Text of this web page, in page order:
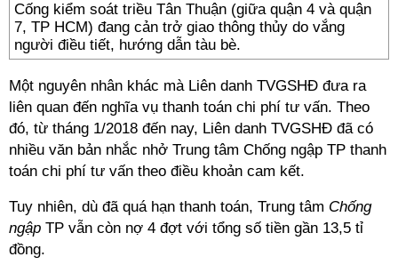
Cống kiểm soát triều Tân Thuận (giữa quận 4 và quận
7, TP HCM) đang cản trở giao thông thủy do vắng
người điều tiết, hướng dẫn tàu bè.
Một nguyên nhân khác mà Liên danh TVGSHĐ đưa ra
liên quan đến nghĩa vụ thanh toán chi phí tư vấn. Theo
đó, từ tháng 1/2018 đến nay, Liên danh TVGSHĐ đã có
nhiều văn bản nhắc nhở Trung tâm Chống ngập TP thanh
toán chi phí tư vấn theo điều khoản cam kết.
Tuy nhiên, dù đã quá hạn thanh toán, Trung tâm Chống
ngập TP vẫn còn nợ 4 đợt với tổng số tiền gần 13,5 tỉ
đồng.